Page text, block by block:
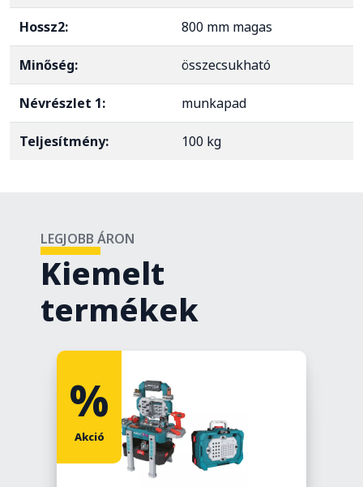
Hossz2: 800 mm magas
Minőség: összecsukható
Névrészlet 1: munkapad
Teljesítmény: 100 kg
LEGJOBB ÁRON
Kiemelt
termékek
%
Akció